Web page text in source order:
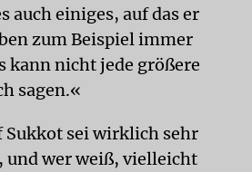
auch einiges, auf das er
zum Beispiel immer
kann nicht jede größere
sagen.«
Sukkot sei wirklich sehr
und wer weiß, vielleicht